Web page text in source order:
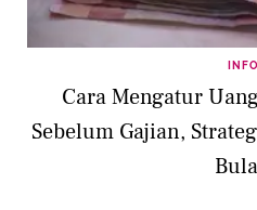
INFO
Cara Mengatur
Sebelum Gajian,